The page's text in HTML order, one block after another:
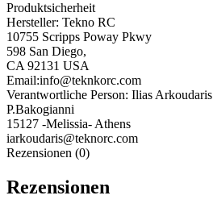
Produktsicherheit
Hersteller: Tekno RC
10755 Scripps Poway Pkwy
598 San Diego,
CA 92131 USA
Email:info@teknkorc.com
Verantwortliche Person: Ilias Arkoudaris
P.Bakogianni
15127 -Melissia- Athens
iarkoudaris@teknorc.com
Rezensionen (0)
Rezensionen